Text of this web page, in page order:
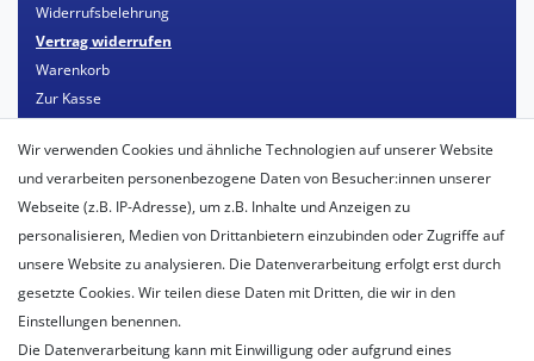
Widerrufsbelehrung
Vertrag widerrufen
Warenkorb
Zur Kasse
Mein Konto
Registrieren
Login
Unternehmen
Unser Ballon-Lieferservice
Unsere Mitarbeiter
Wir verwenden Cookies und ähnliche Technologien auf unserer Website
und verarbeiten personenbezogene Daten von Besucher:innen unserer
Webseite (z.B. IP-Adresse), um z.B. Inhalte und Anzeigen zu
personalisieren, Medien von Drittanbietern einzubinden oder Zugriffe auf
unsere Website zu analysieren. Die Datenverarbeitung erfolgt erst durch
gesetzte Cookies. Wir teilen diese Daten mit Dritten, die wir in den
Einstellungen benennen.
Die Datenverarbeitung kann mit Einwilligung oder aufgrund eines